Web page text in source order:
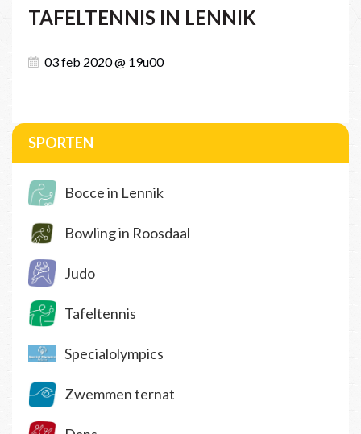
TAFELTENNIS IN LENNIK
03 feb 2020 @ 19u00
SPORTEN
Bocce in Lennik
Bowling in Roosdaal
Judo
Tafeltennis
Specialolympics
Zwemmen ternat